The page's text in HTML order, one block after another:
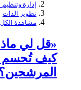
إدارة
تطوير الذات
مشاهدة الكل
«قل لي
كيف تُحسم
المرشحين؟